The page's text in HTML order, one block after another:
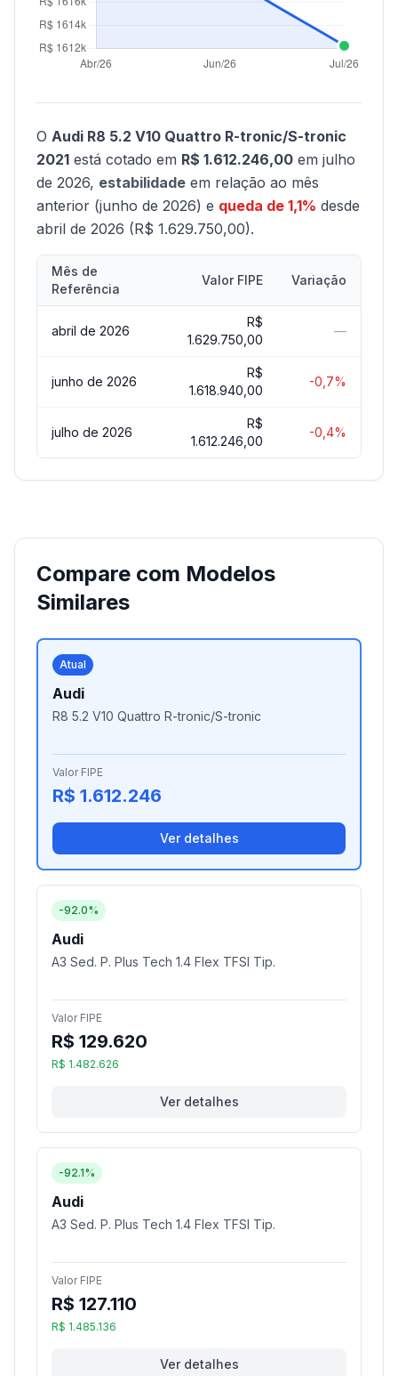
O Audi R8 5.2 V10 Quattro R-tronic/S-tronic
2021 está cotado em R$ 1.612.246,00 em julho
de 2026, estabilidade em relação ao mês
anterior (junho de 2026) e queda de 1,1% desde
abril de 2026 (R$ 1.629.750,00).
Mês de
Referência
Valor FIPE Variação
abril de 2026
R$
1.629.750,00
—
junho de 2026
R$
1.618.940,00
-0,7%
julho de 2026
R$
1.612.246,00
-0,4%
Compare com Modelos
Similares
Atual
Audi
R8 5.2 V10 Quattro R-tronic/S-tronic
Valor FIPE
R$ 1.612.246
Ver detalhes
-92.0%
Audi
A3 Sed. P. Plus Tech 1.4 Flex TFSI Tip.
Valor FIPE
R$ 129.620
R$ 1.482.626
Ver detalhes
-92.1%
Audi
A3 Sed. P. Plus Tech 1.4 Flex TFSI Tip.
Valor FIPE
R$ 127.110
R$ 1.485.136
Ver detalhes